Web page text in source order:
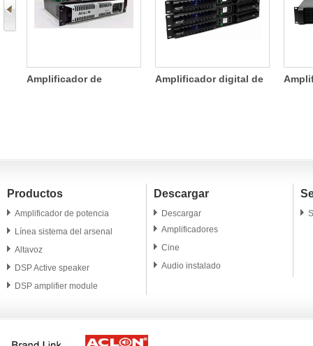
de
Amplificador digital de
Amplificador de
Productos
Amplificador de potencia
Línea sistema del arsenal
Altavoz
DSP Active speaker
DSP amplifier module
Accesorio
Descargar
Descargar
Amplificadores
Cine
Audio instalado